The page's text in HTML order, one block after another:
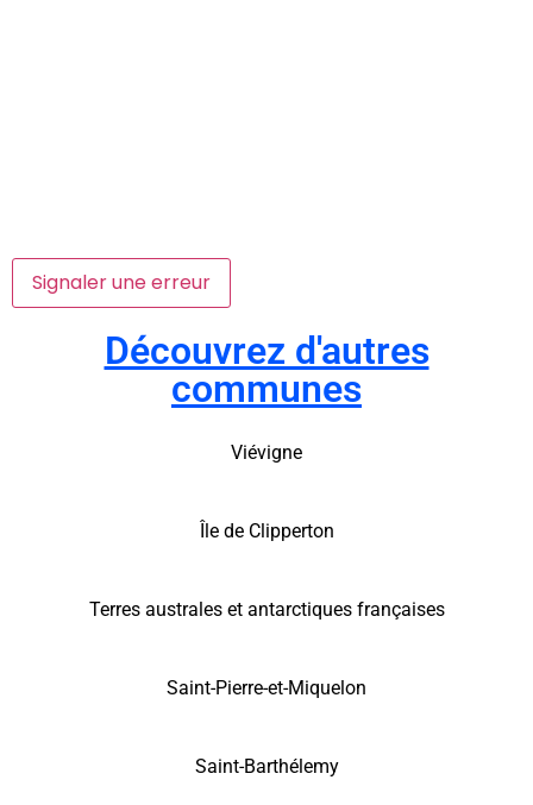
Signaler une erreur
Découvrez d'autres
communes
Viévigne
Île de Clipperton
Terres australes et antarctiques françaises
Saint-Pierre-et-Miquelon
Saint-Barthélemy